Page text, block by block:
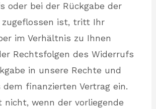
oder bei der Rückgabe der
zugeflossen ist, tritt Ihr
im Verhältnis zu Ihnen
Rechtsfolgen des Widerrufs
in unsere Rechte und
finanzierten Vertrag ein.
nicht, wenn der vorliegende